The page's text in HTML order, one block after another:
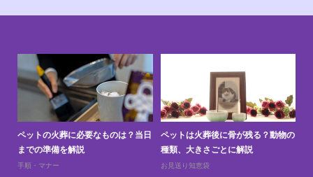
ペットの火葬に必要なものは？当日
までの準備を解説
手順・マナー
ペットは火葬後に骨が残る？動物の
種類、大きさごとに解説
お見送り知恵袋